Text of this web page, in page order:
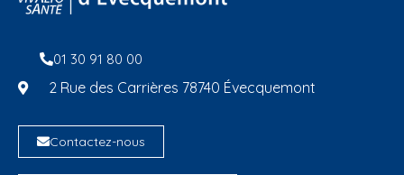
01 30 91 80 00
2 Rue des Carrières 78740 Évecquemont
Contactez-nous